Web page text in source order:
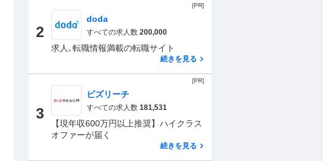
[PR]
2
doda
すべての求人数 200,000
求人､転職情報満載の転職サイト
続きを見る
[PR]
3
ビズリーチ
すべての求人数 181,531
【現年収600万円以上推奨】ハイクラス
オファーが届く
続きを見る